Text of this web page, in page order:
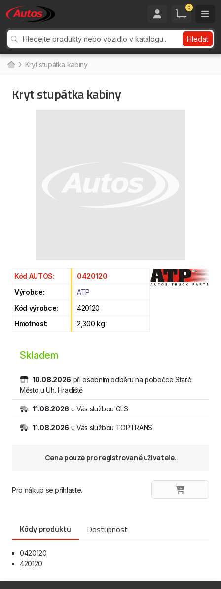
0
Hledat
Kryt stupátka kabiny
Kryt stupátka kabiny
Kód AUTOS:
0420120
Výrobce:
ATP
Kód výrobce:
420120
Hmotnost:
2,300 kg
Skladem
10.08.2026 při osobním odběru na pobočce Staré
Město u Uh. Hradiště
11.08.2026 u Vás službou GLS
11.08.2026 u Vás službou TOPTRANS
Cena pouze pro registrované uživatele.
Pro nákup se přihlaste.
Kódy produktu Dostupnost
0420120
420120